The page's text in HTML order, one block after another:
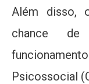
Além disso,
chance
Psicossocial